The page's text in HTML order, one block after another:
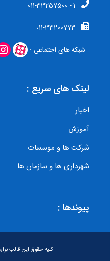
لینک های سریع :
اخبار
آموزش
شرکت ها و موسسات
شهرداری ها و سازمان ها
پیوندها :
1 - 011-33257500
011-33200773
شبکه های اجتماعی :
کلیه حقوق این قالب